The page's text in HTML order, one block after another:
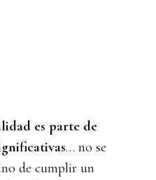
es parte de
… no se
de cumplir un